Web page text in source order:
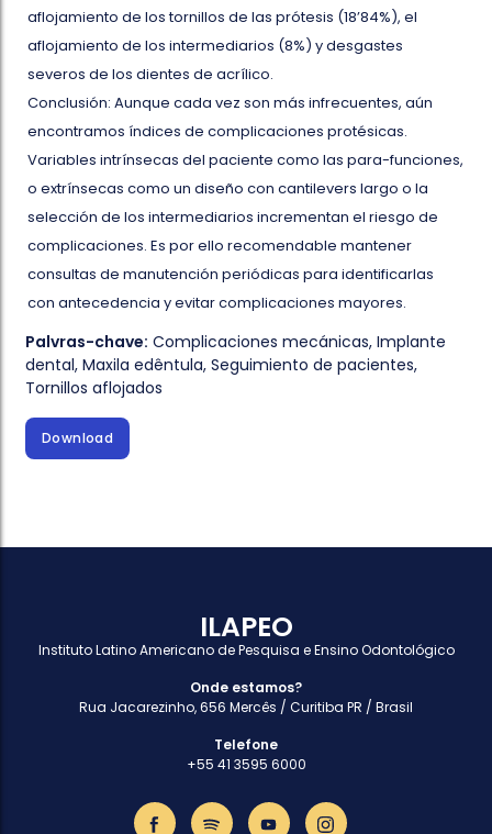
aflojamiento de los tornillos de las prótesis (18’84%), el
aflojamiento de los intermediarios (8%) y desgastes
severos de los dientes de acrílico.
Conclusión: Aunque cada vez son más infrecuentes, aún
encontramos índices de complicaciones protésicas.
Variables intrínsecas del paciente como las para-funciones,
o extrínsecas como un diseño con cantilevers largo o la
selección de los intermediarios incrementan el riesgo de
complicaciones. Es por ello recomendable mantener
consultas de manutención periódicas para identificarlas
con antecedencia y evitar complicaciones mayores.
Palvras-chave: Complicaciones mecánicas,Implante
dental,Maxila edêntula,Seguimiento de pacientes,
Tornillos aflojados
Download
ILAPEO
Instituto Latino Americano de Pesquisa e Ensino Odontológico
Onde estamos?
Rua Jacarezinho, 656 Mercês / Curitiba PR / Brasil
Telefone
+55 41 3595 6000